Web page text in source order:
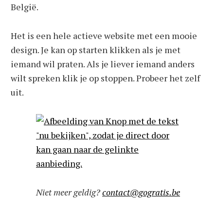
België.
Het is een hele actieve website met een mooie
design. Je kan op starten klikken als je met
iemand wil praten. Als je liever iemand anders
wilt spreken klik je op stoppen. Probeer het zelf
uit.
Niet meer geldig?contact@gogratis.be